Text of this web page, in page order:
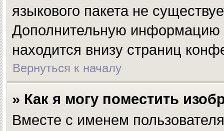
языкового пакета не
Дополнительную информацию
находится внизу страниц
Вернуться к началу
» Как я могу поместить
Вместе с именем